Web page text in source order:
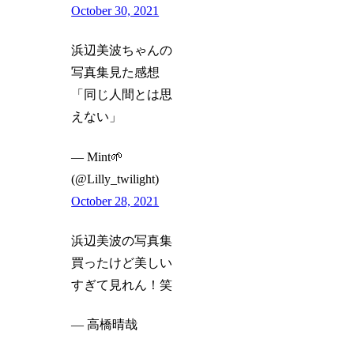
October 30, 2021
浜辺美波ちゃんの
写真集見た感想
「同じ人間とは思
えない」
— Mint🌱
(@Lilly_twilight)
October 28, 2021
浜辺美波の写真集
買ったけど美しい
すぎて見れん！笑
— 高橋晴哉